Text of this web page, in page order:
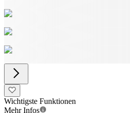
Wichtigste Funktionen
Mehr Infos